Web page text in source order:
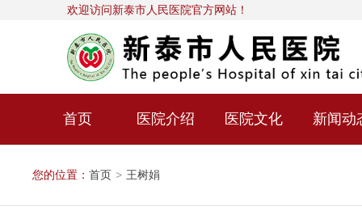
欢迎访问新泰市人民医院官方网站！
首页 医院介绍 医院文化 新闻动
您的位置： 首页 > 王树娟